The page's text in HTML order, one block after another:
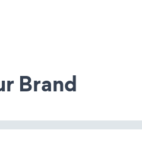
Brand